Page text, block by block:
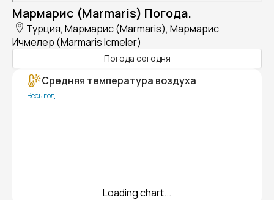
Мармарис (Marmaris) Погода.
Турция, Мармарис (Marmaris), Мармарис
Ичмелер (Marmaris Icmeler)
Погода сегодня
Средняя температура воздуха
Весь год
Loading chart...